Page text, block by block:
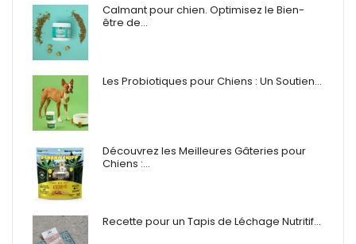
Calmant pour chien. Optimisez le Bien-
être de…
Les Probiotiques pour Chiens : Un Soutien…
Découvrez les Meilleures Gâteries pour
Chiens :…
Recette pour un Tapis de Léchage Nutritif…